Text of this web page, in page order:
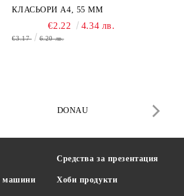
КЛАСЬОРИ А4, 55 MM
€2.22 4.34 лв.
€3.17 6.20 лв.
DONAU
машини
Средства за презентация
Хоби продукти